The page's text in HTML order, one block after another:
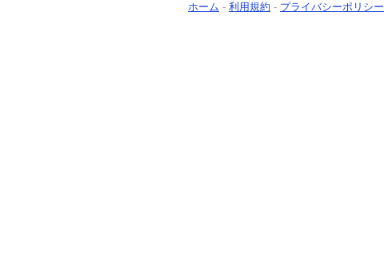
ホーム - 利用規約 - プライバシーポリシー